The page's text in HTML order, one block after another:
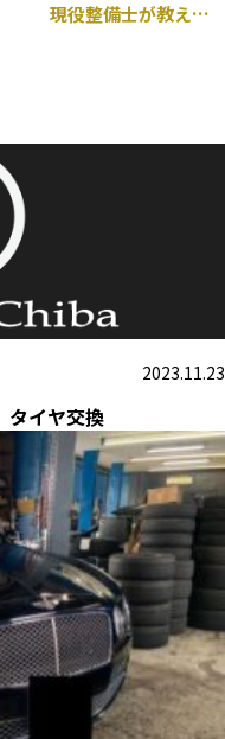
現役整備士が教える！タイヤ交換を安く済ませる方法【最安値！】
2023.11.23
イヤ交換